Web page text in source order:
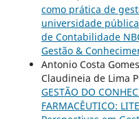
como prática de
universidade
de Contabilidade
Gestão &
Antonio Costa
Claudineia de Lima
GESTÃO DO
FARMACÊUTICO: